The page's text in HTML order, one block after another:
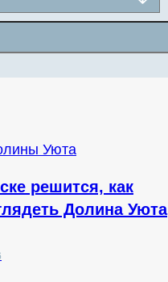
решится, как
Долина Уюта